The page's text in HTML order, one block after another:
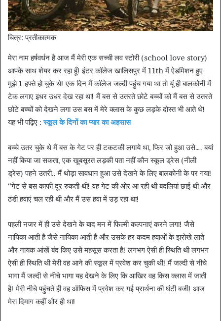
चित्र: प्रतीकात्मक
मेरा नाम हर्षवर्धन है आज मैं मेरी एक सच्ची लव स्टोरी (school love story)
आपके साथ शेयर कर रहा हूँ! इंटर कॉलेज खालिसपुर में 11th में ऐडमिशन हुए
मुझे 1 हफ्ते हो चुके थे! एक दिन मैं कॉलेज जल्दी पहुंच गया था तो यूं ही बालकोनी में
टेक लगाए इधर उधर देख रहा था! मैं बस से उतरते छोटे बच्चों को मैं बस से उतरते
छोटे बच्चों को देखने लगा उस बस में मेरे क्लास के कुछ लड़के दोस्त भी आते थे!
यह भी पढ़िए :स्कूल के दिनों का प्यार का अहसास
बच्चे उतर चुके थे मैं बस के गेट पर ही टकटकी लगाये था, फिर जो हुआ उसे…. बयां
नहीं किया जा सकता, एक खूबसूरत लड़की पता नहीं कौन स्कूल ड्रेस (नीली
ड्रेस) पहने उतरी.. मैं थोड़ा सावधान हुआ उसे देखने के लिए बालकोनी के पर गया!
“गेट से बस काफी दूर रुकती थी! वह गेट की ओर आ रही थी बदलियां छाई थी और
ठंडी हवाएं चल रही थी और मैं उस हवा में उड़ रहा था!
पहली नजर में ही उसे देखने के बाद मन में फिल्मी कल्पनाएं करने लगा! जैसे
नायिका आती है जैसे नायिका आती है और उसके हर कदम हवाओं के झरोखे लाते
और नायक आंखें बंद किए उसे महसूस करता है! लगभग ऐसी ही स्थिति थी लगभग
ऐसी ही स्थिति थी मेरी वह आने की स्कूल में प्रवेश कर चुकी थी! मैं जल्दी से नीचे
भागा मैं जल्दी से नीचे भागा यह देखने के लिए कि आखिर वह किस क्लास में जाती
है! मेरी नीचे पहुंचते ही वह ऑफिस में प्रवेश कर गई प्रार्थना की घंटी बजी! आज
मेरा दिमाग कहीं और ही था!